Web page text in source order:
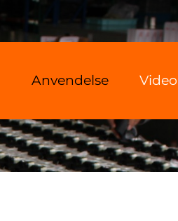
Anvendelse Video